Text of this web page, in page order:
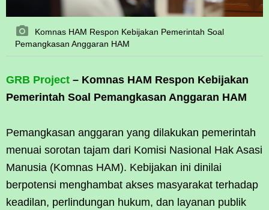
Komnas HAM Respon Kebijakan Pemerintah Soal
Pemangkasan Anggaran HAM
GRB Project – Komnas HAM Respon Kebijakan
Pemerintah Soal Pemangkasan Anggaran HAM
Pemangkasan anggaran yang dilakukan pemerintah
menuai sorotan tajam dari Komisi Nasional Hak Asasi
Manusia (Komnas HAM). Kebijakan ini dinilai
berpotensi menghambat akses masyarakat terhadap
keadilan, perlindungan hukum, dan layanan publik